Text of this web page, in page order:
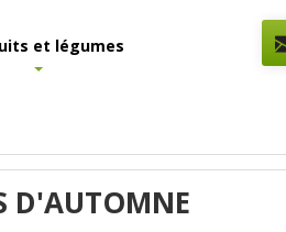
et légumes
D'AUTOMNE